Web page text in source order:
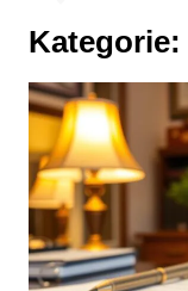
Kategorie: